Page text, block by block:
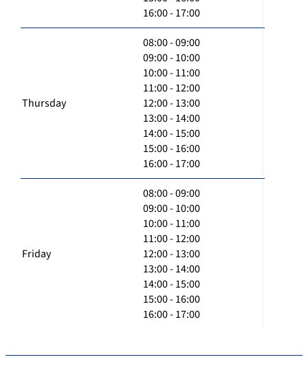
16:00 - 17:00
Thursday
08:00 - 09:00
09:00 - 10:00
10:00 - 11:00
11:00 - 12:00
12:00 - 13:00
13:00 - 14:00
14:00 - 15:00
15:00 - 16:00
16:00 - 17:00
Friday
08:00 - 09:00
09:00 - 10:00
10:00 - 11:00
11:00 - 12:00
12:00 - 13:00
13:00 - 14:00
14:00 - 15:00
15:00 - 16:00
16:00 - 17:00